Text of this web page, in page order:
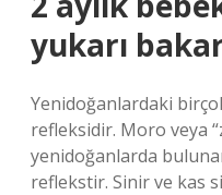
yukarı
Yenidoğanlardaki
refleksidir. Moro veya
yenidoğanlarda
reflekstir. Sinir ve kas